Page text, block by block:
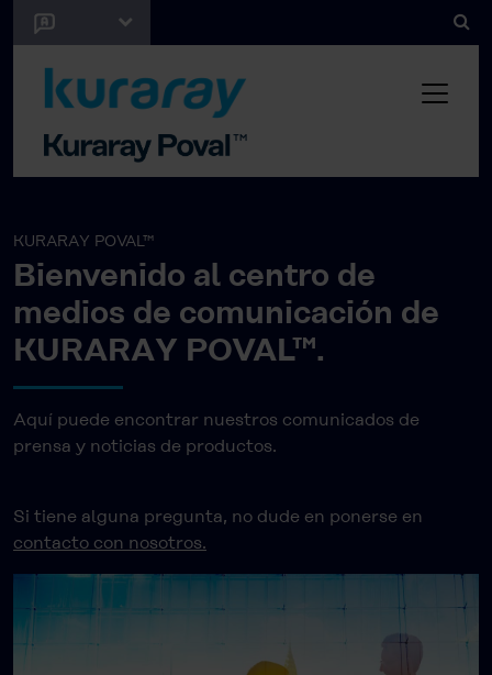
KURARAY POVAL™
Bienvenido al centro de
medios de comunicación de
KURARAY POVAL™.
Aquí puede encontrar nuestros comunicados de
prensa y noticias de productos.
Si tiene alguna pregunta, no dude en ponerse en
contacto con nosotros.